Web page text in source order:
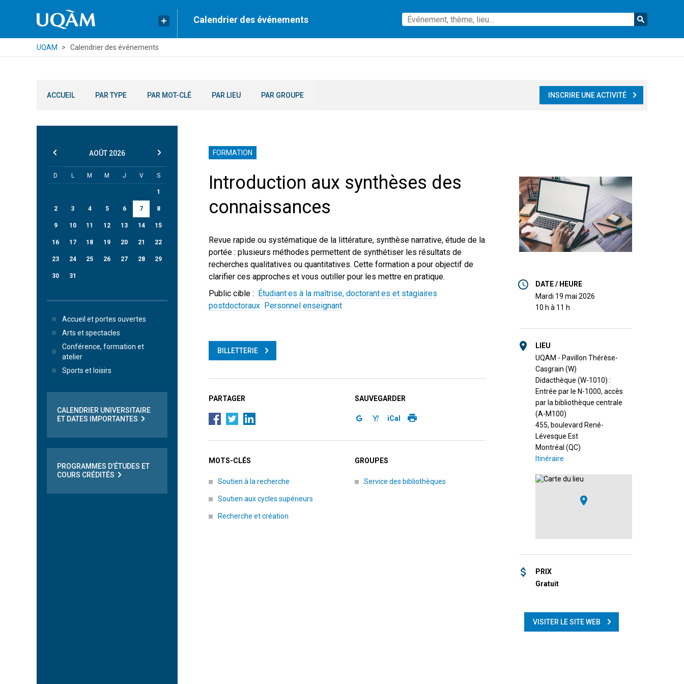
Calendrier des événements
UQAM Calendrier des événements
ACCUEIL PAR TYPE PAR MOT-CLÉ PAR LIEU PAR GROUPE INSCRIRE UNE ACTIVITÉ
FORMATION
Introduction aux synthèses des
connaissances
Revue rapide ou systématique de la littérature, synthèse narrative, étude de la
portée : plusieurs méthodes permettent de synthétiser les résultats de
recherches qualitatives ou quantitatives. Cette formation a pour objectif de
clarifier ces approches et vous outiller pour les mettre en pratique.
Public cible : Étudiant·es à la maîtrise, doctorant·es et stagiaires
postdoctoraux Personnel enseignant
BILLETTERIE
DATE / HEURE
mardi 19 mai 2026
10 h à 11 h
LIEU
UQAM - Pavillon Thérèse-
Casgrain (W)
Didacthèque (W-1010) :
Entrée par le N-1000, accès
par la bibliothèque centrale
(A-M100)
455, boulevard René-
Lévesque Est
Montréal (QC)
Itinéraire
PRIX
Gratuit
VISITER LE SITE WEB
PARTAGER SAUVEGARDER
iCal
MOTS-CLÉS
Soutien à la recherche
Soutien aux cycles supérieurs
Recherche et création
GROUPES
Service des bibliothèques
AOÛT 2026
D L M M J V S
1
2 3 4 5 6 7 8
9 10 11 12 13 14 15
16 17 18 19 20 21 22
23 24 25 26 27 28 29
30 31
Accueil et portes ouvertes
Arts et spectacles
Conférence, formation et
atelier
Sports et loisirs
CALENDRIER UNIVERSITAIRE
ET DATES IMPORTANTES
PROGRAMMES D’ÉTUDES ET
COURS CRÉDITÉS